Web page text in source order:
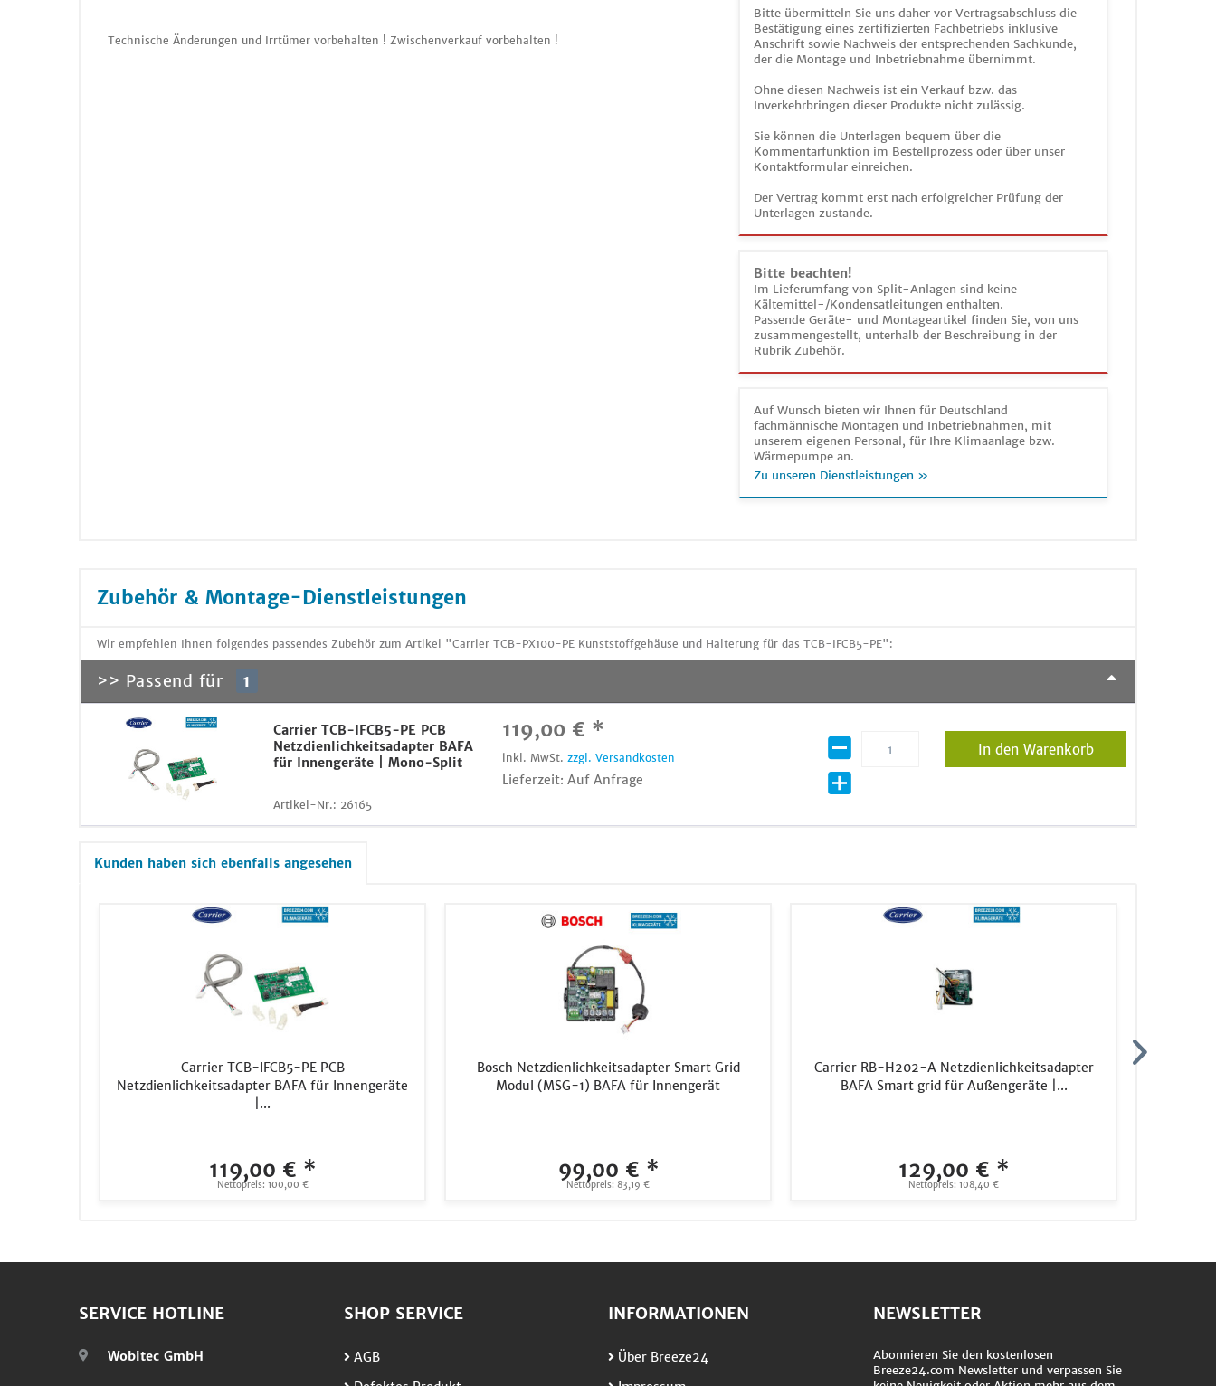
Bitte übermitteln Sie uns daher vor Vertragsabschluss die
Bestätigung eines zertifizierten Fachbetriebs inklusive
Anschrift sowie Nachweis der entsprechenden Sachkunde,
der die Montage und Inbetriebnahme übernimmt.
Ohne diesen Nachweis ist ein Verkauf bzw. das
Inverkehrbringen dieser Produkte nicht zulässig.
Sie können die Unterlagen bequem über die
Kommentarfunktion im Bestellprozess oder über unser
Kontaktformular einreichen.
Der Vertrag kommt erst nach erfolgreicher Prüfung der
Unterlagen zustande.
Bitte beachten!
Im Lieferumfang von Split-Anlagen sind keine
Kältemittel-/Kondensatleitungen enthalten.
Passende Geräte- und Montageartikel finden Sie, von uns
zusammengestellt, unterhalb der Beschreibung in der
Rubrik Zubehör.
Auf Wunsch bieten wir Ihnen für Deutschland
fachmännische Montagen und Inbetriebnahmen, mit
unserem eigenen Personal, für Ihre Klimaanlage bzw.
Wärmepumpe an.
Zu unseren Dienstleistungen »
Technische Änderungen und Irrtümer vorbehalten ! Zwischenverkauf vorbehalten !
Zubehör & Montage-Dienstleistungen
Wir empfehlen Ihnen folgendes passendes Zubehör zum Artikel "Carrier TCB-PX100-PE Kunststoffgehäuse und Halterung für das TCB-IFCB5-PE":
>> Passend für 1
Carrier TCB-IFCB5-PE PCB
Netzdienlichkeitsadapter BAFA
für Innengeräte | Mono-Split
Artikel-Nr.: 26165
119,00 € *
inkl. MwSt.zzgl. Versandkosten
Lieferzeit: Auf Anfrage
In den Warenkorb
Kunden haben sich ebenfalls angesehen
Carrier TCB-IFCB5-PE PCB
Netzdienlichkeitsadapter BAFA für Innengeräte
|...
119,00 € *
Nettopreis: 100,00 €
Bosch Netzdienlichkeitsadapter Smart Grid
Modul (MSG-1) BAFA für Innengerät
99,00 € *
Nettopreis: 83,19 €
Carrier RB-H202-A Netzdienlichkeitsadapter
BAFA Smart grid für Außengeräte |...
129,00 € *
Nettopreis: 108,40 €
SERVICE HOTLINE
Wobitec GmbH
SHOP SERVICE
AGB
INFORMATIONEN
Über Breeze24
NEWSLETTER
Abonnieren Sie den kostenlosen
Breeze24.com Newsletter und verpassen Sie